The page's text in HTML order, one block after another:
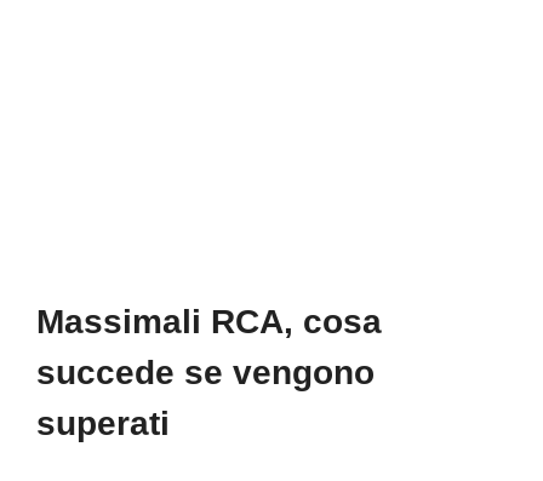
Massimali RCA, cosa
succede se vengono
superati